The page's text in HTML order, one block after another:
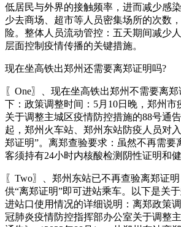
低居民与外界的接触频率，进而减少感
少去商场、超市等人员密集场所的次数
险。整体人员流动管控：五天期间减少
层面控制疫情传播的关键措施。
现在坐高铁出郑州还需要离郑证明吗?
〖One〗、现在坐高铁出郑州不需要离
下：政策调整时间：5月10日晚，郑州市
关于调整主城区疫情防控措施的88号通
起，郑州火车站、郑州东站防疫人员对
郑证明”。离郑查验要求：虽然不再需要
客须持有24小时内核酸检测阴性证明和健
〖Two〗、郑州东站已不再查验离郑证
供“离郑证明”即可进站乘车。以下是关
进站口使用情况的详细说明：离郑政策
冠肺炎疫情防控指挥部办公室关于调整